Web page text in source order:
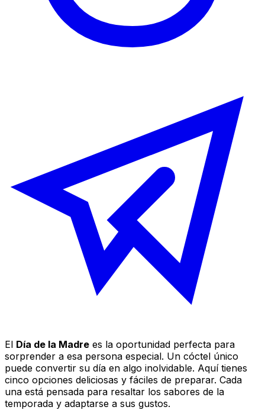
El Día de la Madre es la oportunidad perfecta para
sorprender a esa persona especial. Un cóctel único
puede convertir su día en algo inolvidable. Aquí tienes
cinco opciones deliciosas y fáciles de preparar. Cada
una está pensada para resaltar los sabores de la
temporada y adaptarse a sus gustos.